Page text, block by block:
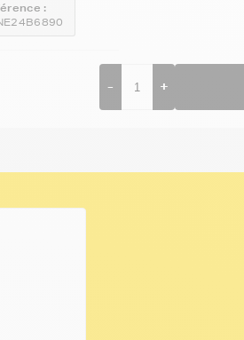
:
- +